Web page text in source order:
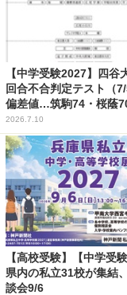
【中学受験2027】四谷
回合不合判定テスト（7/
偏差値…筑駒74・桜蔭
2026.7.10
【高校受験】【中学受
県内の私立31校が集結
談会9/6